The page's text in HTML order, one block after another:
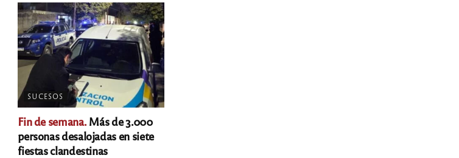
SUCESOS
Fin de semana.Más de 3.000
personas desalojadas en siete
fiestas clandestinas